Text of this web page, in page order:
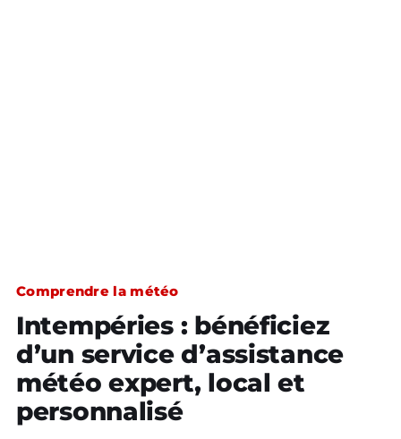
Comprendre la météo
Intempéries : bénéficiez
d’un service d’assistance
météo expert, local et
personnalisé